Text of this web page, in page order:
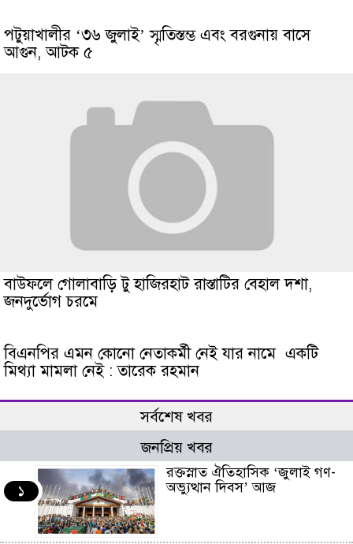
পটুয়াখালীর ‘৩৬ জুলাই’ স্মৃতিস্তম্ভ এবং বরগুনায় বাসে
আগুন, আটক ৫
বাউফলে গোলাবাড়ি টু হাজিরহাট রাস্তাটির বেহাল দশা,
জনদুর্ভোগ চরমে
বিএনপির এমন কোনো নেতাকর্মী নেই যার নামে একটি
মিথ্যা মামলা নেই : তারেক রহমান
সর্বশেষ খবর
জনপ্রিয় খবর
১
রক্তস্নাত ঐতিহাসিক ‌‘জুলাই গণ-
অভ্যুত্থান দিবস’ আজ